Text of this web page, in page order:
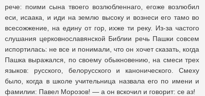
рече: поими сына твоего возлюбленнаго, егоже возлюбил
еси, исаака, и иди на землю высоку и вознеси его тамо во
всесожжение, на едину от гор, ихже ти реку. Из-за частого
слушания церковнославянской Библии речь Пашки совсем
испортилась: не все и понимали, что он хочет сказать, когда
Пашка выражался, по своему обыкновению, на смеси трех
языков: русского, белорусского и канонического. Смеху
было, когда в школе учительница назвала его по имени и
фамилии: Павел Морозов! — а он вскочил и говорит: се аз!